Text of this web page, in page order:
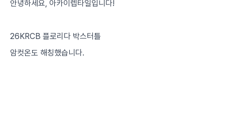
안녕하세요, 아카이렙타일입니다!
26KRCB 플로리다 박스터틀
암컷온도 해칭했습니다.